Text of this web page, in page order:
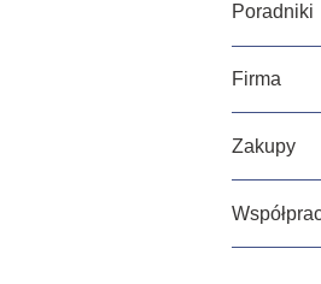
Poradniki
Firma
Zakupy